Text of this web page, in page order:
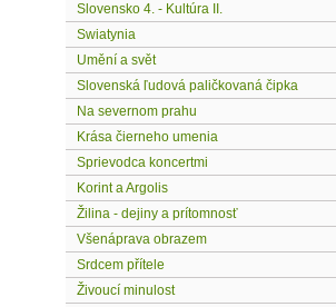
Slovensko 4. - Kultúra II.
Swiatynia
Umění a svět
Slovenská ľudová paličkovaná čipka
Na severnom prahu
Krása čierneho umenia
Sprievodca koncertmi
Korint a Argolis
Žilina - dejiny a prítomnosť
Všenáprava obrazem
Srdcem přítele
Živoucí minulost